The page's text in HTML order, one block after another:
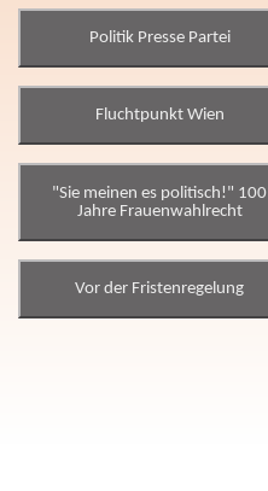
Politik Presse Partei
Fluchtpunkt Wien
"Sie meinen es politisch!" 100
Jahre Frauenwahlrecht
Vor der Fristenregelung